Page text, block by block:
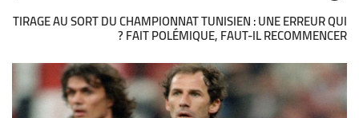
TIRAGE AU SORT DU CHAMPIONNAT TUNISIEN : UNE ERREUR QUI
FAIT POLÉMIQUE, FAUT-IL RECOMMENCER ?